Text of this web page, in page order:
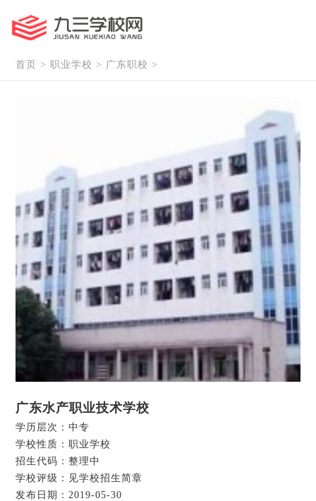
首页 >职业学校 > 广东职校 >
广东水产职业技术学校
学历层次：中专
学校性质：职业学校
招生代码：整理中
学校评级：见学校招生简章
发布日期：2019-05-30